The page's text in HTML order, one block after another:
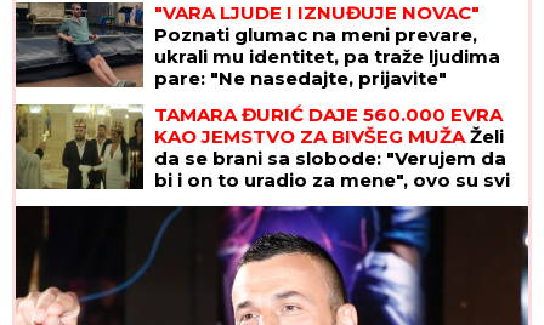
"VARA LJUDE I IZNUĐUJE NOVAC"
Poznati glumac na meni prevare,
ukrali mu identitet, pa traže ljudima
pare: "Ne nasedajte, prijavite"
TAMARA ĐURIĆ DAJE 560.000 EVRA
KAO JEMSTVO ZA BIVŠEG MUŽAŽeli
da se brani sa slobode: "Verujem da
bi i on to uradio za mene", ovo su svi
detalji